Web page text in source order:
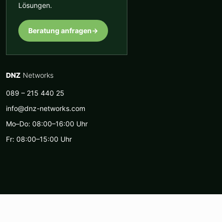
Lösungen.
Beratung anfragen→
DNZ Networks
089 – 215 440 25
info@dnz-networks.com
Mo–Do: 08:00–16:00 Uhr
Fr: 08:00–15:00 Uhr